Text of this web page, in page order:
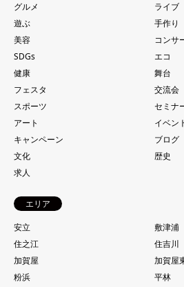
グルメ
ライブ
遊ぶ
手作り
美容
コンサ
SDGs
エコ
健康
舞台
フェスタ
交流会
スポーツ
セミナ
アート
イベン
キャンペーン
ブログ
文化
歴史
求人
エリア
安立
敷津浦
住之江
住吉川
加賀屋
加賀屋
粉浜
平林